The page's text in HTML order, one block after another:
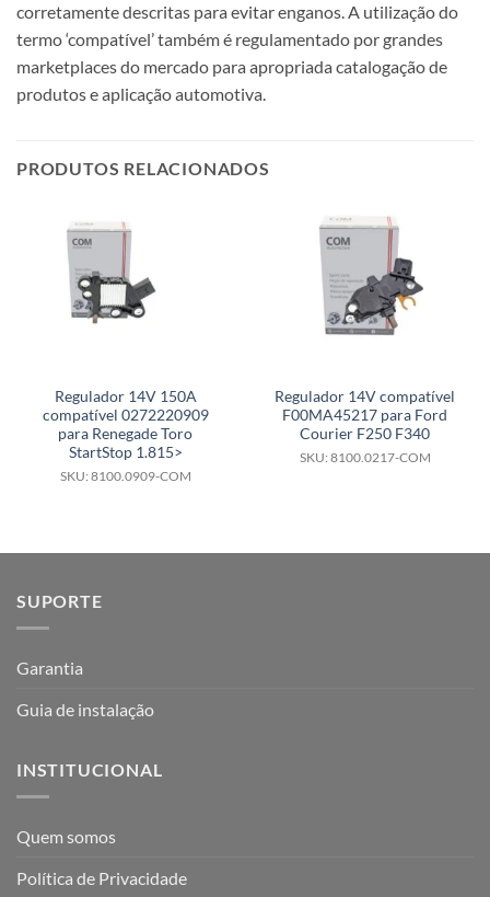
corretamente descritas para evitar enganos. A utilização do
termo ‘compatível’ também é regulamentado por grandes
marketplaces do mercado para apropriada catalogação de
produtos e aplicação automotiva.
PRODUTOS RELACIONADOS
Regulador 14V 150A
compatível 0272220909
para Renegade Toro
StartStop 1.815>
SKU: 8100.0909-COM
Regulador 14V compatível
F00MA45217 para Ford
Courier F250 F340
SKU: 8100.0217-COM
SUPORTE
Garantia
Guia de instalação
INSTITUCIONAL
Quem somos
Política de Privacidade